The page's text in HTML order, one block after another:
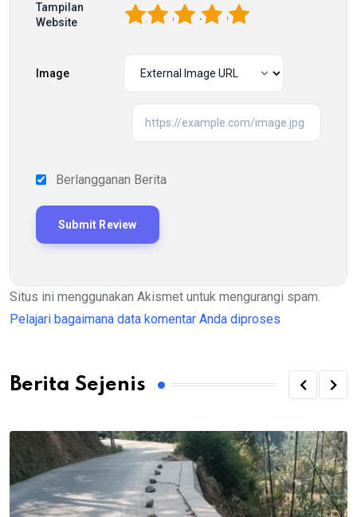
Tampilan
Website
5
4
3
2
Image
Berlangganan Berita
Situs ini menggunakan Akismet untuk mengurangi spam.
Pelajari bagaimana data komentar Anda diproses
Berita Sejenis